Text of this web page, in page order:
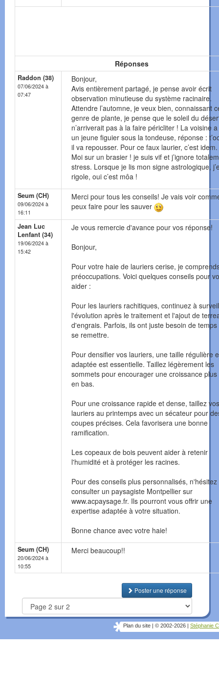
Réponses
Raddon (38)
07/06/2024 à
07:47
Bonjour,
Avis entièrement partagé, je pense avoir écrit
observation minutieuse du système racinaire.
Attendre l’automne, je veux bien, connaissant
genre de plante, je pense que le soleil du
n’arriverait pas à la faire péricliter ! La voisine
un jeune figuier sous la tondeuse, réponse :
il va repousser. Pour ce faux laurier, c’est idem.
Moi sur un brasier ! je suis vif et j’ignore
stress. Lorsque je lis mon signe astrologique,
rigole, oui c’est môa !
Seum (CH)
09/06/2024 à
16:11
Merci pour tous les conseils! Je vais voir
peux faire pour les sauver
Jean Luc
Lenfant (34)
19/06/2024 à
15:42
Je vous remercie d'avance pour vos réponse!
Bonjour,
Pour votre haie de lauriers cerise, je
préoccupations. Voici quelques conseils pour
aider :
Pour les lauriers rachitiques, continuez à
l'évolution après le traitement et l'ajout de
d'engrais. Parfois, ils ont juste besoin de
se remettre.
Pour densifier vos lauriers, une taille régulière
adaptée est essentielle. Taillez légèrement les
sommets pour encourager une croissance
en bas.
Pour une croissance rapide et dense, taillez vos
lauriers au printemps avec un sécateur pour
coupes précises. Cela favorisera une bonne
ramification.
Les copeaux de bois peuvent aider à retenir
l'humidité et à protéger les racines.
Pour des conseils plus personnalisés,
consulter un paysagiste Montpellier sur
www.acpaysage.fr. Ils pourront vous offrir une
expertise adaptée à votre situation.
Bonne chance avec votre haie!
Seum (CH)
20/06/2024 à
10:55
Merci beaucoup!!
Poster une réponse
Plan du site © 2002-2026 Stéphanie C